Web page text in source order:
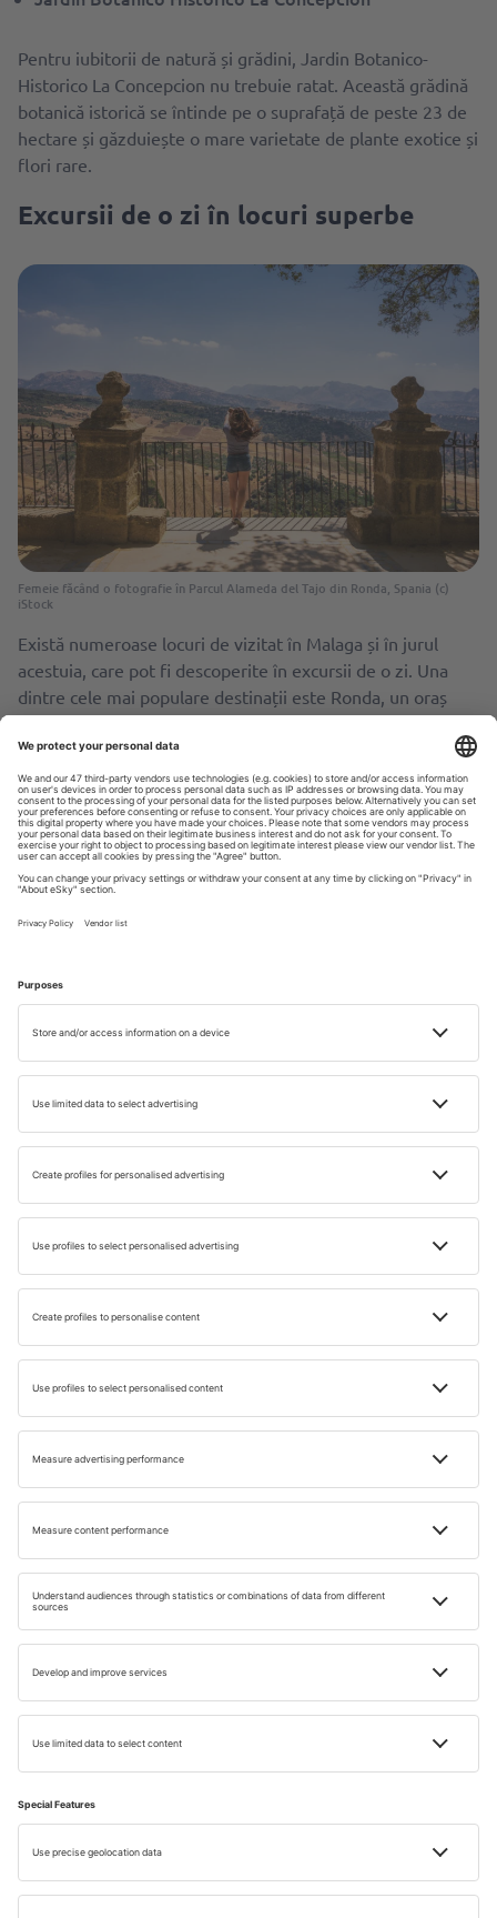
Pentru iubitorii de natură și grădini, Jardin Botanico-
Historico La Concepcion nu trebuie ratat. Această grădină
botanică istorică se întinde pe o suprafață de peste 23 de
hectare și găzduiește o mare varietate de plante exotice și
flori rare.
Excursii de o zi în locuri superbe
Femeie făcând o fotografie în Parcul Alameda del Tajo din Ronda, Spania (c)
iStock
Există numeroase locuri de vizitat în Malaga și în jurul
acestuia, care pot fi descoperite în excursii de o zi. Una
dintre cele mai populare destinații este Ronda, un oraș
spectaculos ce se poate vizita în Malaga, fiind situat pe un
pod natural între stâncile abrupte. Ronda este faimos
pentru peisajele sale uluitoare, arhitectura istorică și mai
ales, pentru vinurile excelente.
Un alt loc interesant de vizitat este Marbella, un oraș luxos
frumoase. De asemenea, poți explora orașul pitoresc
Nerja, cunoscut pentru peștera sa impresionantă, Balcón
de Europa și plajele frumoase.
Când să vizitezi Malaga?
Dacă nu te-ai hotărât când să mergi în Malaga, trebuie să
octombrie. Acestea sunt cele mai bune momente pentru a
te bucura de vremea plăcută, cu temperaturi moderate și
puține șanse de ploaie. Mai mult decât atât, aceste luni
sunt ideale pentru plimbări prin oraș, explorarea atracțiilor
turistice și relaxare pe plajele frumoase ale Malagei. De
asemenea, este indicat să eviți vârful sezonului de turism,
pentru o experiență relaxantă și plăcută, primăvara și
toamna sunt momentele ideale pentru a vizita Malaga.
oferind o experiență iberică autentică și memorabilă. Cu
plajele sale spectaculoase, istoria bogată, cultura vibrantă,
Malaga este locul potrivit pentru toată lumea. Indiferent